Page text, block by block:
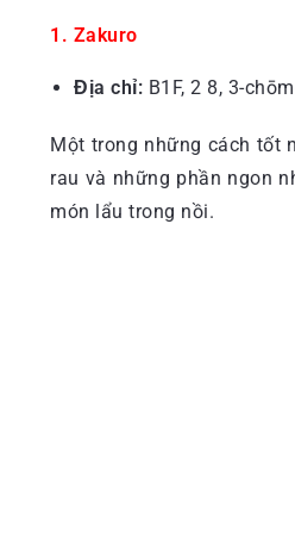
1. Zakuro
Địa chỉ: B1F, 2 8, 3-
Một trong những cách tốt
rau và những phần ngon
món lẩu trong nồi.